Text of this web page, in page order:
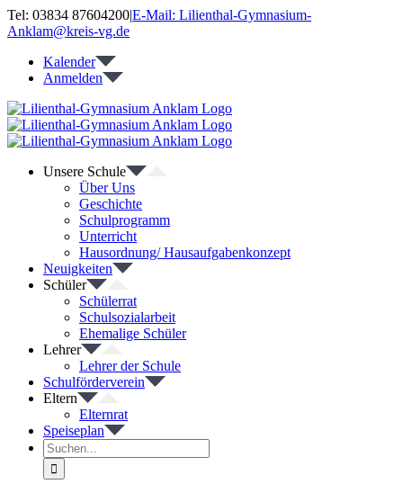
Zum
Inhalt
Tel: 03834 87604200|E-Mail: Lilienthal-Gymnasium-
Anklam@kreis-vg.de
Kalender
Anmelden
Unsere Schule
Über Uns
Geschichte
Schulprogramm
Unterricht
Hausordnung/ Hausaufgabenkonzept
Neuigkeiten
Schüler
Schülerrat
Schulsozialarbeit
Ehemalige Schüler
Lehrer
Lehrer der Schule
Schulförderverein
Eltern
Elternrat
Speiseplan
Suche
nach: